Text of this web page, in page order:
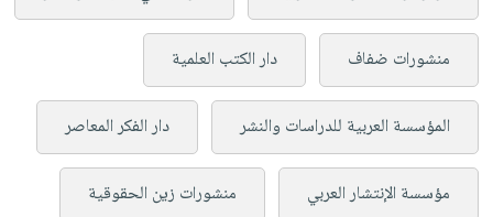
منشورات ضفاف دار الكتب العلمية
المؤسسة العربية للدراسات والنشر دار الفكر المعاصر
مؤسسة الإنتشار العربي منشورات زين الحقوقية